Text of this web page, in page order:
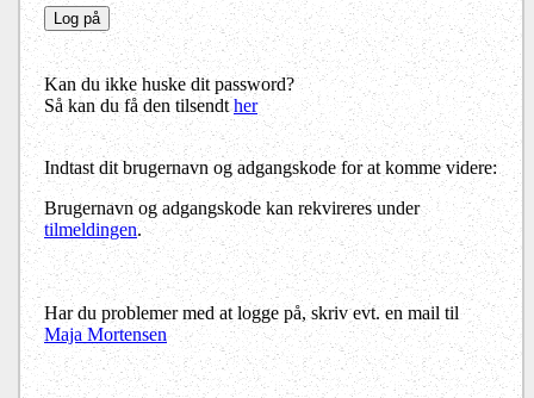
Kan du ikke huske dit password?
Så kan du få den tilsendther
Indtast dit brugernavn og adgangskode for at komme videre:
Brugernavn og adgangskode kan rekvireres under
tilmeldingen.
Har du problemer med at logge på, skriv evt. en mail til
Maja Mortensen